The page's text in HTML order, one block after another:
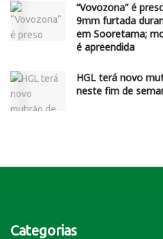
“Vovozona” é
9mm furtada
em Sooretama;
é apreendida
HGL terá novo
neste fim de
Categorias